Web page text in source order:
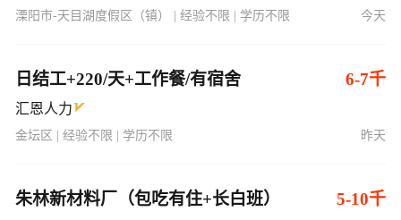
溧阳市-天目湖度假区（镇） | 经验不限 | 学历不限 今天
日结工+220/天+工作餐/有宿舍 6-7千
汇恩人力
金坛区 | 经验不限 | 学历不限 昨天
朱林新材料厂（包吃有住+长白班） 5-10千